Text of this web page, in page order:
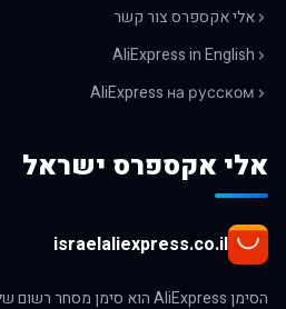
אלי אקספרס צור קשר
AliExpress in English
AliExpress на русском
אלי אקספרס ישראל
israelaliexpress.co.il